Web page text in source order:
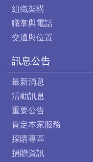
組織架構
職掌與電話
交通與位置
訊息公告
最新消息
活動訊息
重要公告
肯定本家服務
採購專區
捐贈資訊